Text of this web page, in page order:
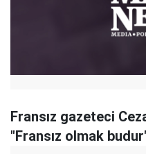
Fransız gazeteci
"Fransız olmak